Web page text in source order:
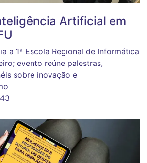
Artificial em
a 1ª Escola Regional de Informática
evento reúne palestras,
sobre inovação e